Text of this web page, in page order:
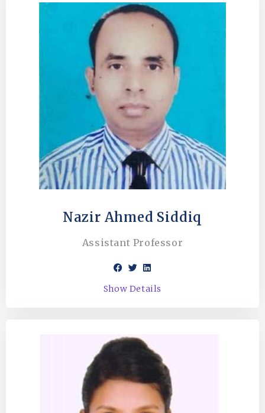
Nazir Ahmed Siddiq
Assistant Professor
Show Details